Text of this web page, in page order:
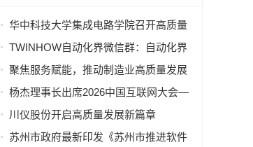
华中科技大学集成电路学院召开高质量
发展论坛暨2025年度总结表彰会
TWINHOW自动化界微信群：自动化界
微信联盟群分行业入口导航
聚焦服务赋能，推动制造业高质量发展
——“服务型制造万里行”走进湖南常德
杨杰理事长出席2026中国互联网大会—
算电协同高质量发展会议并致辞
川仪股份开启高质量发展新篇章
苏州市政府最新印发《苏州市推进软件